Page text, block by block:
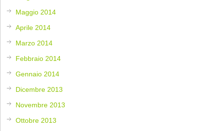
Maggio 2014
Aprile 2014
Marzo 2014
Febbraio 2014
Gennaio 2014
Dicembre 2013
Novembre 2013
Ottobre 2013